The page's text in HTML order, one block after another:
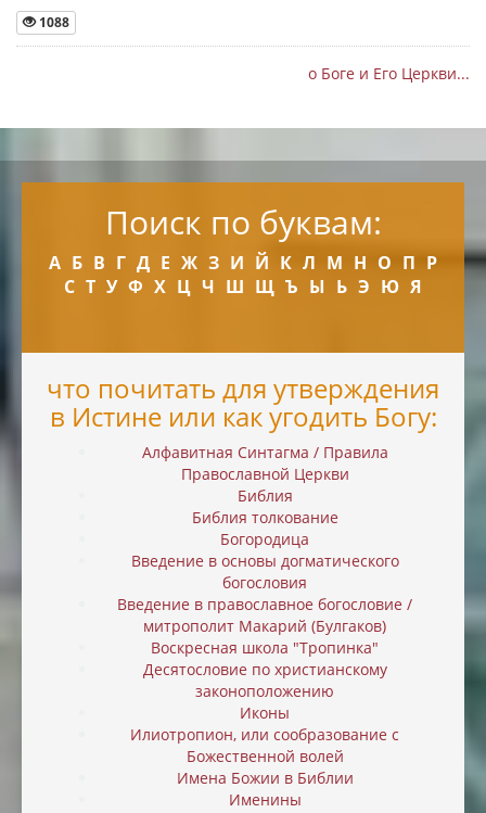
1088
о Боге и Его Церкви...
Поиск по буквам:
А Б В Г Д Е Ж З И Й К Л М Н О П Р
С Т У Ф Х Ц Ч Ш Щ Ъ Ы Ь Э Ю Я
что почитать для утверждения
в Истине или как угодить Богу:
Алфавитная Синтагма / Правила
Православной Церкви
Библия
Библия толкование
Богородица
Введение в основы догматического
богословия
Введение в православное богословие /
митрополит Макарий (Булгаков)
Воскресная школа "Тропинка"
Десятословие по христианскому
законоположению
Иконы
Илиотропион, или cообразование с
Божественной волей
Имена Божии в Библии
Именины